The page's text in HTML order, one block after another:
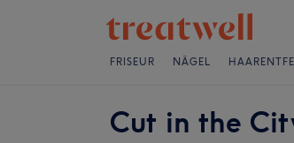
FRISEUR NÄGEL
Cut in the